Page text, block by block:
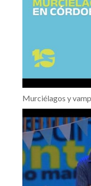
Murciélagos y